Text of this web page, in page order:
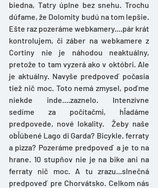
biedna, Tatry úplne bez snehu. Trochu
dúfame, že Dolomity budú na tom lepšie.
Ešte raz pozeráme webkamery....pár krát
kontrolujem, či záber na webkamere z
Cortiny nie je náhodou neaktuálny,
pretože to tam vyzerá ako v októbri. Ale
je aktuálny. Navyše predpoveď počasia
tiež nič moc. Toto nemá zmysel, poďme
niekde inde....zaznelo. Intenzívne
sedíme za počítačmi, hľadáme
predpovede, nové lokality.  Žeby naše
obľúbené Lago di Garda? Bicykle, ferraty
a pizza? Pozeráme predpoveď a je to na
hrane. 10 stupňov nie je na bike ani na
ferraty nič moc. A tu zrazu...slnečná
predpoveď pre Chorvátsko. Celkom nás